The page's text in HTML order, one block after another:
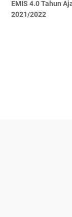
EMIS 4.0 Tahun
2021/2022